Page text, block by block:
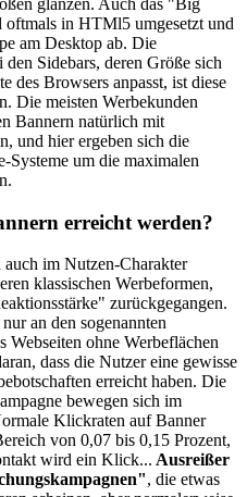
glänzen. Auch das "Big
in HTMl5 umgesetzt und
am Desktop ab. Die
Sidebars, deren Größe sich
des Browsers anpasst, ist diese
Die meisten Werbekunden
Bannern natürlich mit
und hier ergeben sich die
Systeme um die maximalen
erreicht werden?
im Nutzen-Charakter
klassischen Werbeformen,
zurückgegangen.
an den sogenannten
ohne Werbeflächen
dass die Nutzer eine gewisse
erreicht haben. Die
bewegen sich im
Klickraten auf Banner
von 0,07 bis 0,15 Prozent,
wird ein Klick... Ausreißer
, die etwas